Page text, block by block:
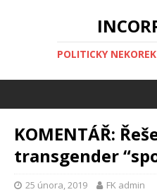
POLITICKY
KOMENTÁŘ:
transgender
25 února, 2019 FK admin